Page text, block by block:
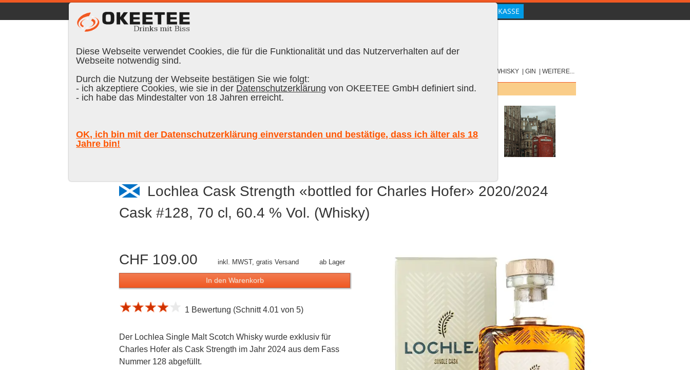
☰ |DE FR EN|Anmelden
WHISKY GIN WEITERE...
Suchen:
Lochlea Cask Strength «bottled for Charles Hofer» 2020/2024
Cask #128, 70 cl, 60.4 % Vol. (Whisky)
CHF 109.00 inkl. MWST, gratis Versand ab Lager
In den Warenkorb
1 Bewertung (Schnitt 4.01 von 5)
Der Lochlea Single Malt Scotch Whisky wurde exklusiv für
Charles Hofer als Cask Strength im Jahr 2024 aus dem Fass
Nummer 128 abgefüllt.
Diese Webseite verwendet Cookies, die für die Funktionalität und das Nutzerverhalten auf der
Webseite notwendig sind.
Durch die Nutzung der Webseite bestätigen Sie wie folgt:
- ich akzeptiere Cookies, wie sie in der Datenschutzerklärung von OKEETEE GmbH definiert sind.
- ich habe das Mindestalter von 18 Jahren erreicht.
OK, ich bin mit der Datenschutzerklärung einverstanden und bestätige, dass ich älter als 18
Jahre bin!